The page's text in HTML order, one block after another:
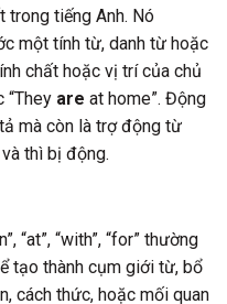
tiếng Anh. Nó
một tính từ, danh từ hoặc
chất hoặc vị trí của chủ
“They are at home”. Động
mà còn là trợ động từ
thì bị động.
“at”, “with”, “for” thường
tạo thành cụm giới từ, bổ
cách thức, hoặc mối quan